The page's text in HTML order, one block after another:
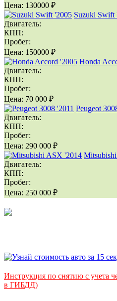
Цена: 130000 ₽
Suzuki Swift
Двигатель:
КПП:
Пробег:
Цена: 150000 ₽
Honda
Двигатель:
КПП:
Пробег:
Цена: 70 000 ₽
Peugeot
Двигатель:
КПП:
Пробег:
Цена: 290 000 ₽
Двигатель:
КПП:
Пробег:
Цена: 250 000 ₽
Инструкция по снятию с учета
в ГИБДД)